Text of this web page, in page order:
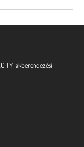
lakberendezési